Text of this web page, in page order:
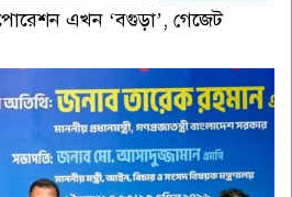
এখন ‘বগুড়া’, গেজেট